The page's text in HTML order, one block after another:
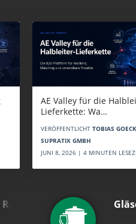
AE Valley für die
Lieferkette: Wa…
VERÖFFENTLICHT TOBIAS
SUPRATIX GMBH
JUNI 8, 2026 | 4 MINUTEN